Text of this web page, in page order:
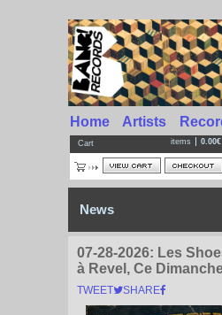
Home Artists
Cart items 0.00€
News
07-28-2026: Les
à Revel, Ce
TWEET SHARE